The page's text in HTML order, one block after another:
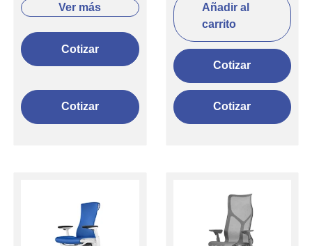
Ver más
Cotizar
Cotizar
Añadir al
carrito
Cotizar
Cotizar